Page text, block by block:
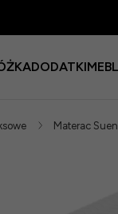
DODATKI
Materac